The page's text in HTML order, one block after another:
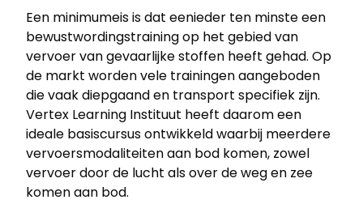
Een minimumeis is dat eenieder ten minste een
bewustwordingstraining op het gebied van
vervoer van gevaarlijke stoffen heeft gehad. Op
de markt worden vele trainingen aangeboden
die vaak diepgaand en transport specifiek zijn.
Vertex Learning Instituut heeft daarom een
ideale basiscursus ontwikkeld waarbij meerdere
vervoersmodaliteiten aan bod komen, zowel
vervoer door de lucht als over de weg en zee
komen aan bod.